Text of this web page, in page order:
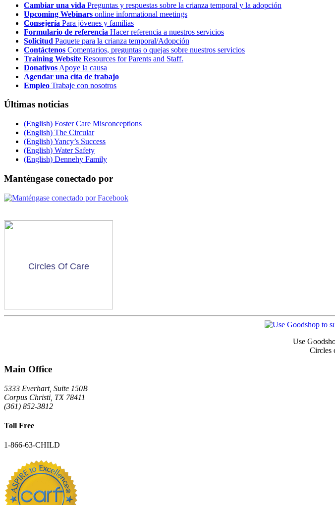
Cambiar una vida Preguntas y respuestas sobre la crianza temporal y la adopción
Upcoming Webinars online informational meetings
Consejería Para jóvenes y familias
Formulario de referencia Hacer referencia a nuestros servicios
Solicitud Paquete para la crianza temporal/Adopción
Contáctenos Comentarios, preguntas o quejas sobre nuestros servicios
Training Website Resources for Parents and Staff.
Donativos Apoye la causa
Agendar una cita de trabajo
Empleo Trabaje con nosotros
Últimas noticias
(English) Foster Care Misconceptions
(English) The Circular
(English) Yancy’s Success
(English) Water Safety
(English) Dennehy Family
Manténgase conectado por
Circles Of Care
Use
Circles
Main Office
5333 Everhart, Suite 150B
Corpus Christi TX 78411
(361) 852-3812
Toll Free
1-866-63-CHILD